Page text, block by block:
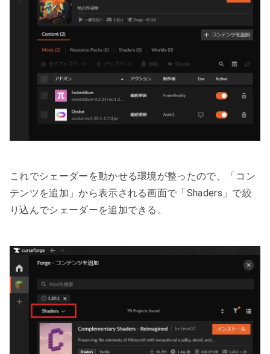
これでシェーダーを動かせる環境が整ったので、「コン
テンツを追加」から表示される画面で「Shaders」で絞
り込んでシェーダーを追加できる。